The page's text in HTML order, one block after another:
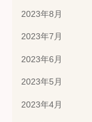
2023年8月
2023年7月
2023年6月
2023年5月
2023年4月